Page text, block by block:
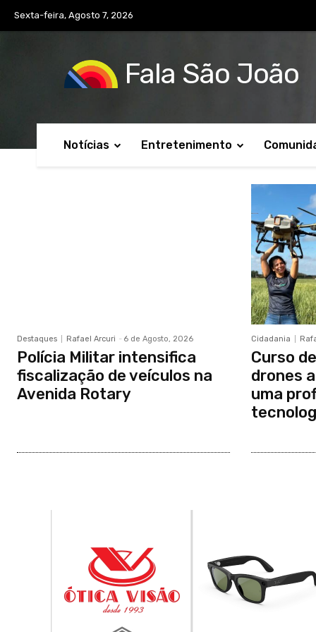
Sexta-feira, Agosto 7, 2026
Fala São João
Notícias Entretenimento
Destaques Rafael Arcuri - 6 de Agosto, 2026
Polícia Militar intensifica
fiscalização de veículos na
Avenida Rotary
Cidadania
Curso
drones
uma